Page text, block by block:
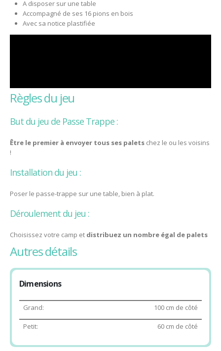
A disposer sur une table
Accompagné de ses 16 pions en bois
Avec sa notice plastifiée
règles du jeu
But du jeu de Passe Trappe :
Être le premier à envoyer tous ses palets chez le ou les voisins
!
Installation du jeu :
Poser le passe-trappe sur une table, bien à plat.
Déroulement du jeu :
Choisissez votre camp et distribuez un nombre égal de palets
– 4 chacun pour un 4 joueurs
– 3 chacun minimum pour un 6 joueurs
donnera le
Saisissez vos palets à la main etenvoyez les en les éjectant
autres détails
Dimensions
Grand: 100 cm de côté
Petit: 60 cm de côté